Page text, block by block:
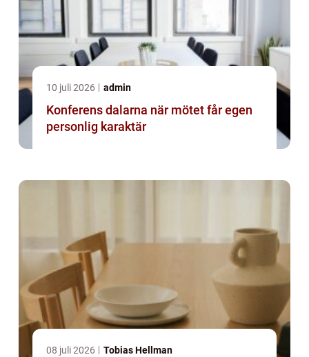
10 juli 2026 admin
Konferens dalarna när mötet får egen
personlig karaktär
08 juli 2026 Tobias Hellman